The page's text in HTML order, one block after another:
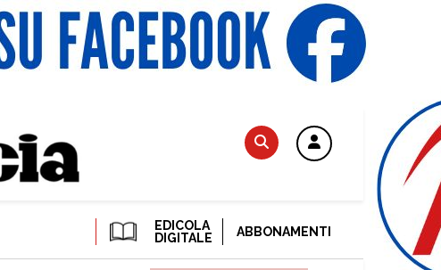
EDICOLA
DIGITALE
ABBONAMENTI